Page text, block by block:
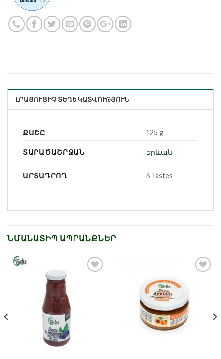
ԼՐԱՑՈՒՑԻՉ ՏԵՂԵԿԱՏՎՈՒԹՅՈՒՆ
ՔԱՇԸ 125 g
ՏԱՐԱԾԱՇՐՋԱՆ Երևան
ԱՐՏԱԴՐՈՂ 6 Tastes
ՆՄԱՆԱՏԻՊ ԱՊՐԱՆՔՆԵՐ
Նշել որպես
նախընտրած
Նշել որպես
նախընտրած